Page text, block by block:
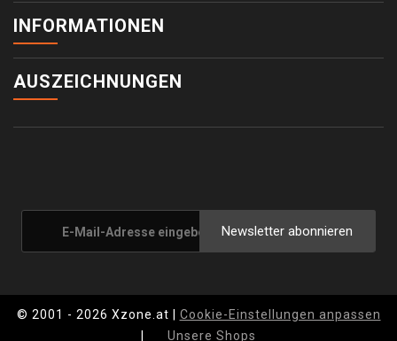
INFORMATIONEN
AUSZEICHNUNGEN
Newsletter abonnieren
© 2001 - 2026 Xzone.at | Cookie-Einstellungen anpassen
Unsere Shops